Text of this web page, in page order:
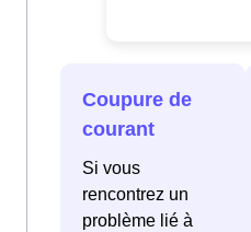
Coupure de
courant
Si vous
rencontrez un
problème lié à